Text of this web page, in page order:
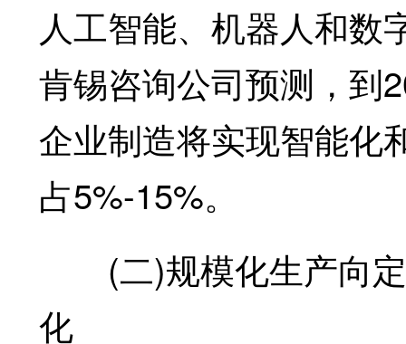
人工智能、机器人和数
肯锡咨询公司预测，到
企业制造将实现智能化
占5%-15%。
(二)规模化生产向定
化